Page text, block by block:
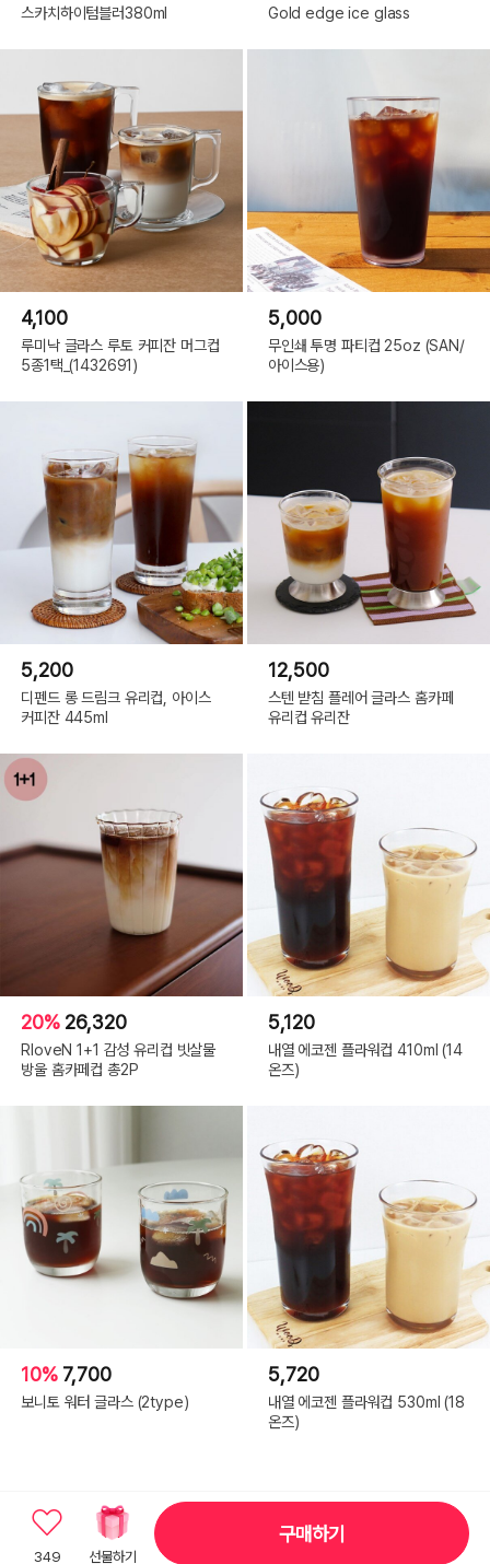
스카치하이텀블러380ml Gold edge ice glass
4,100
루미낙 글라스 루토 커피잔 머그컵
5종1택_(1432691)
5,000
무인쇄 투명 파티컵 25oz (SAN/
아이스용)
5,200
디펜드 롱 드림크 유리컵, 아이스
커피잔 445ml
12,500
스텐 받침 플레어 글라스 홈카페
유리컵 유리잔
20% 26,320
RloveN 1+1 감성 유리컵 빗살물
방울 홈카페컵 총2P
5,120
내열 에코젠 플라워컵 410ml (14
온즈)
10% 7,700
보니토 워터 글라스 (2type)
5,720
내열 에코젠 플라워컵 530ml (18
온즈)
349 선물하기
구매하기